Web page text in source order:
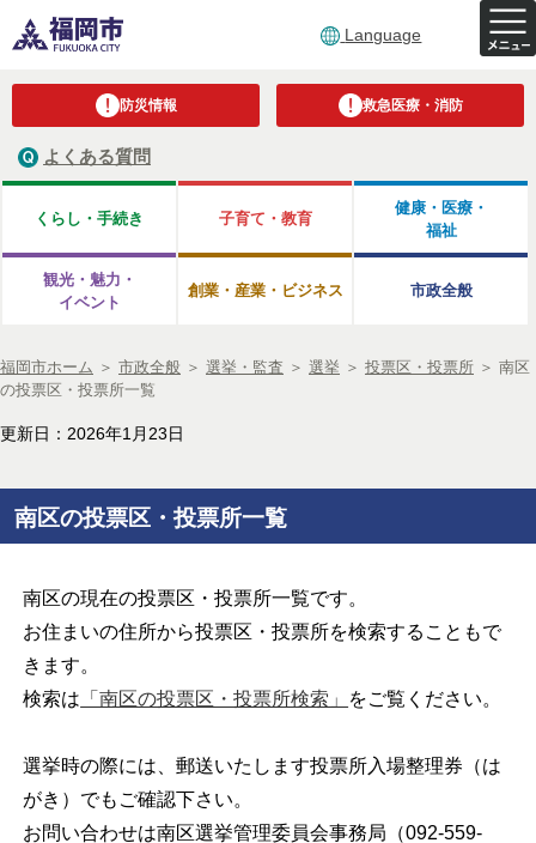
Language
防災情報 救急医療・消防
よくある質問
くらし・手続き 子育て・教育
健康・医療・
福祉
観光・魅力・
イベント
創業・産業・ビジネス 市政全般
福岡市ホーム ＞ 市政全般 ＞ 選挙・監査 ＞ 選挙 ＞ 投票区・投票所 ＞ 南区
の投票区・投票所一覧
更新日：2026年1月23日
南区の投票区・投票所一覧
南区の現在の投票区・投票所一覧です。
お住まいの住所から投票区・投票所を検索することもで
きます。
検索は 「南区の投票区・投票所検索」 をご覧ください。
選挙時の際には、郵送いたします投票所入場整理券（は
がき）でもご確認下さい。
お問い合わせは南区選挙管理委員会事務局（092-559-